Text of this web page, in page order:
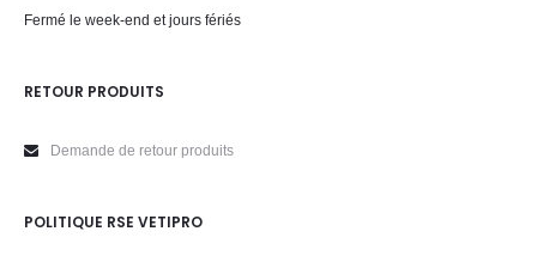
Fermé le week-end et jours fériés
RETOUR PRODUITS
Demande de retour produits
POLITIQUE RSE VETIPRO